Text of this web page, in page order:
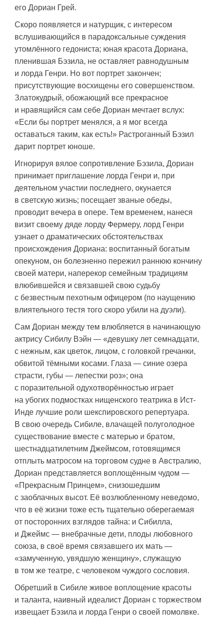
его Дориан Грей.
Скоро появляется и натурщик, с интересом
вслушивающийся в парадоксальные суждения
утомлённого гедониста; юная красота Дориана,
пленившая Бэзила, не оставляет равнодушным
и лорда Генри. Но вот портрет закончен;
присутствующие восхищены его совершенством.
Златокудрый, обожающий все прекрасное
и нравящийся сам себе Дориан мечтает вслух:
«Если бы портрет менялся, а я мог всегда
оставаться таким, как есть!» Растроганный Бэзил
дарит портрет юноше.
Игнорируя вялое сопротивление Бэзила, Дориан
принимает приглашение лорда Генри и, при
деятельном участии последнего, окунается
в светскую жизнь; посещает званые обеды,
проводит вечера в опере. Тем временем, нанеся
визит своему дяде лорду Фермеру, лорд Генри
узнает о драматических обстоятельствах
происхождения Дориана: воспитанный богатым
опекуном, он болезненно пережил раннюю кончину
своей матери, наперекор семейным традициям
влюбившейся и связавшей свою судьбу
с безвестным пехотным офицером (по наущению
влиятельного тестя того скоро убили на дуэли).
Сам Дориан между тем влюбляется в начинающую
актрису Сибилу Вэйн — «девушку лет семнадцати,
с нежным, как цветок, лицом, с головкой гречанки,
обвитой тёмными косами. Глаза — синие озера
страсти, губы — лепестки роз»; она
с поразительной одухотворённостью играет
на убогих подмостках нищенского театрика в Ист-
Инде лучшие роли шекспировского репертуара.
В свою очередь Сибиле, влачащей полуголодное
существование вместе с матерью и братом,
шестнадцатилетним Джеймсом, готовящимся
отплыть матросом на торговом судне в Австралию,
Дориан представляется воплощённым чудом —
«Прекрасным Принцем», снизошедшим
с заоблачных высот. Её возлюбленному неведомо,
что в её жизни тоже есть тщательно оберегаемая
от посторонних взглядов тайна: и Сибилла,
и Джеймс — внебрачные дети, плоды любовного
союза, в своё время связавшего их мать —
«замученную, увядшую женщину», служащую
в том же театре, с человеком чуждого сословия.
Обретший в Сибиле живое воплощение красоты
и таланта, наивный идеалист Дориан с торжеством
извещает Бэзила и лорда Генри о своей помолвке.